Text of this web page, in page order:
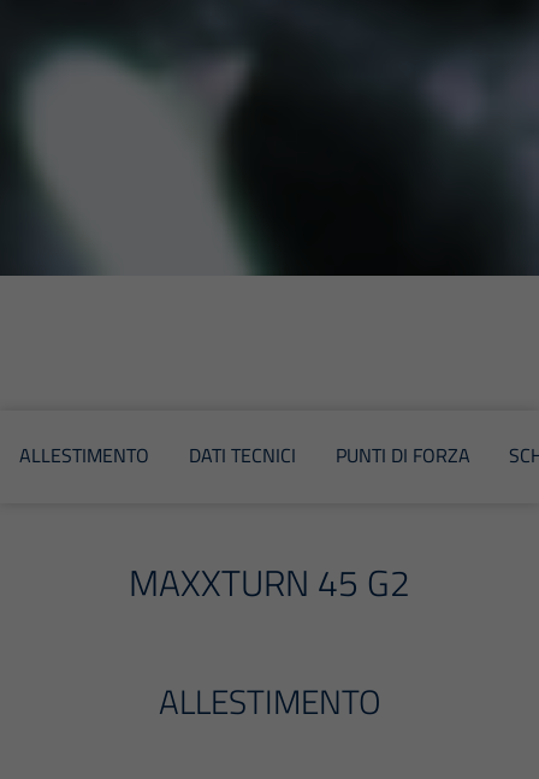
ALLESTIMENTO DATI TECNICI PUNTI DI FORZA
MAXXTURN 45 G2
ALLESTIMENTO